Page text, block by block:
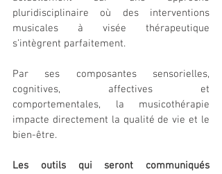
pluridisciplinaire où des interventions
musicales à visée thérapeutique
s’intègrent parfaitement.
Par ses composantes sensorielles,
cognitives, affectives et
comportementales, la musicothérapie
impacte directement la qualité de vie et le
bien-être.
Les outils qui seront communiqués